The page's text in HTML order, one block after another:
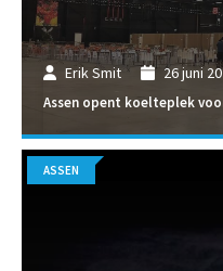
Erik Smit 26 juni
Assen opent koelteplek
ASSEN